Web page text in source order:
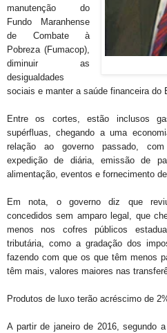
manutenção do
Fundo Maranhense
de Combate à
Pobreza (Fumacop),
diminuir as
desigualdades
sociais e manter a saúde financeira do
Entre os cortes, estão inclusos
supérfluas, chegando a uma
relação ao governo passado, com
expedição de diária, emissão de
alimentação, eventos e fornecimento de
Em nota, o governo diz que
concedidos sem amparo legal, que
menos nos cofres públicos
tributária, como a gradação dos
fazendo com que os que têm menos
têm mais, valores maiores nas
Produtos de luxo terão acréscimo de
A partir de janeiro de 2016, segundo